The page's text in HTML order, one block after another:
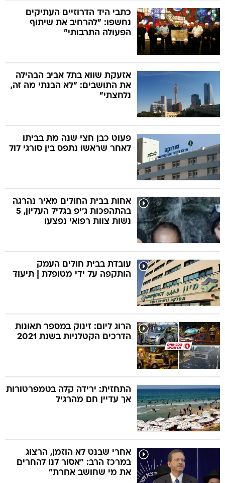
כתבי היד הדרוזיים העתיקים
נחשפו: "להרחיב את שיתוף
הפעולה התרבותי"
אזעקת שווא בתל אביב הבהילה
את התושבים: "לא הבנתי מה זה,
נלחצתי"
פעוט כבן חצי שנה מת בביתו
לאחר שראשו נתפס בין סורגי לול
אחות בבית החולים מאיר נהרגה
בהתהפכות ג'יפ בגליל העליון, 5
נשות צוות רפואי נפצעו
עובדת בבית חולים העמק
הותקפה על ידי מטופלת | תיעוד
הרוג ליום: זינוק במספר תאונות
הדרכים הקטלניות בשנת 2021
התחזית: ירידה קלה בטמפרטורות
אך עדיין חם מהרגיל
אחרי שבנט לא הוזמן, הרצוג
במרכז הרב: "אסור לנו להחרים
את מי שחושב אחרת"